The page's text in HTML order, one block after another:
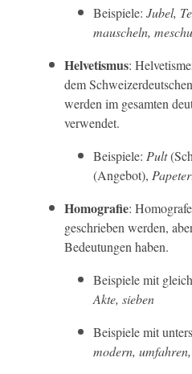
Beispiele: Jubel,
mauscheln,
Helvetismus:
dem
werden im gesamten
verwendet.
Beispiele: Pult
(Angebot),
Homografie:
geschrieben werden,
Bedeutungen haben.
Beispiele mit
Akte, sieben
Beispiele mit
modern,